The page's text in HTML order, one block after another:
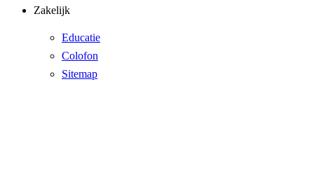
Zakelijk
Educatie
Colofon
Sitemap